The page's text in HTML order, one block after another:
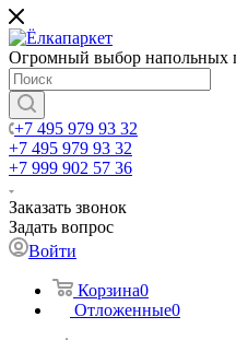
Огромный выбор напольных
+7 495 979 93 32
+7 495 979 93 32
+7 999 902 57 36
Заказать звонок
Задать вопрос
Войти
Корзина0
Отложенные0